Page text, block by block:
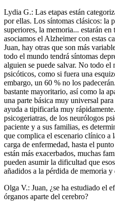
Lydia G.: Las etapas están
por ellas. Los síntomas clásicos: la
superiores, la memoria... estarán en
asociamos el Alzheimer con estas
Juan, hay otras que son más
todo el mundo tendrá síntomas
alguien se puede salvar. No todo el
psicóticos, como si fuera una
embargo, un 60 % no los
bastante mayoritario, así como la
una parte básica muy universal
ayuda a tipificarla muy
psicogeriatras, de los neurólogos
paciente y a sus familias, es
que complica el escenario clínico a
carga de enfermedad, hasta el
están más exacerbados, muchas
pueden asumir la dificultad que
añadidos a la pérdida de memoria
Olga V.: Juan, ¿se ha estudiado el
órganos aparte del cerebro?